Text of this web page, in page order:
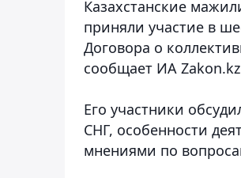
Казахстанские
приняли участие в
Договора о
сообщает ИА
Его участники
СНГ, особенности
мнениями по